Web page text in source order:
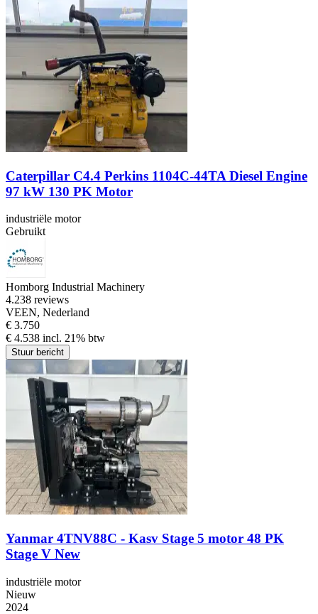
Caterpillar C4.4 Perkins 1104C-44TA Diesel Engine
97 kW 130 PK Motor
industriële motor
Gebruikt
Homborg Industrial Machinery
4.238 reviews
VEEN, Nederland
€ 3.750
€ 4.538 incl. 21% btw
Stuur bericht
Yanmar 4TNV88C - Kasv Stage 5 motor 48 PK
Stage V New
industriële motor
Nieuw
2024